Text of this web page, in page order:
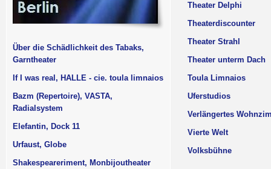
Theater Delphi
Theaterdiscounter
Theater Strahl
Theater unterm Dach
Toula Limnaios
Uferstudios
Verlängertes
Vierte Welt
Volksbühne
Über die Schädlichkeit des Tabaks,
Garntheater
If I was real, HALLE - cie. toula limnaios
Bazm (Repertoire), VASTA,
Radialsystem
Elefantin, Dock 11
Urfaust, Globe
Shakespeareriment, Monbijoutheater